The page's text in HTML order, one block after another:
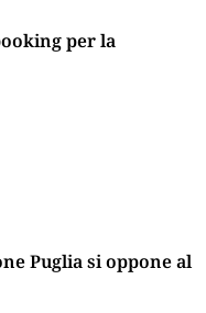
per la
Puglia si oppone al